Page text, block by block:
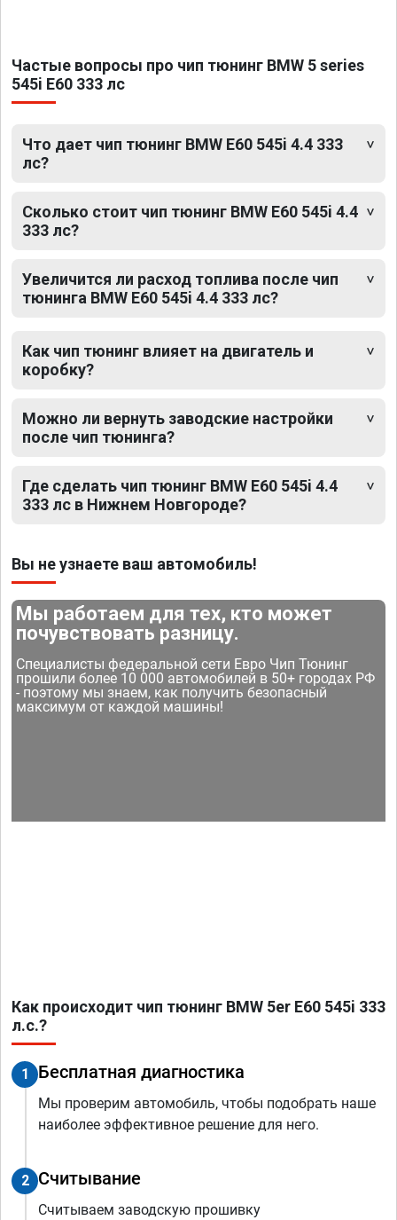
Частые вопросы про чип тюнинг BMW 5 series
545i E60 333 лс
Что дает чип тюнинг BMW E60 545i 4.4 333
лс?
Сколько стоит чип тюнинг BMW E60 545i 4.4
333 лс?
Увеличится ли расход топлива после чип
тюнинга BMW E60 545i 4.4 333 лс?
Как чип тюнинг влияет на двигатель и
коробку?
Можно ли вернуть заводские настройки
после чип тюнинга?
Где сделать чип тюнинг BMW E60 545i 4.4
333 лс в Нижнем Новгороде?
Вы не узнаете ваш автомобиль!
Мы работаем для тех, кто может
почувствовать разницу.
Специалисты федеральной сети Евро Чип Тюнинг
прошили более 10 000 автомобилей в 50+ городах РФ
- поэтому мы знаем, как получить безопасный
максимум от каждой машины!
Как происходит чип тюнинг BMW 5er E60 545i 333
л.с.?
1 Бесплатная диагностика
Мы проверим автомобиль, чтобы подобрать наше
наиболее эффективное решение для него.
2 Считывание
Считываем заводскую прошивку